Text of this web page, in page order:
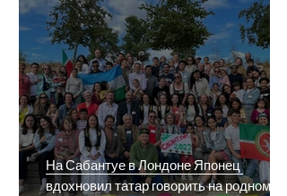
На Сабантуе в Лондоне Японец
вдохновил татар говорить на родном